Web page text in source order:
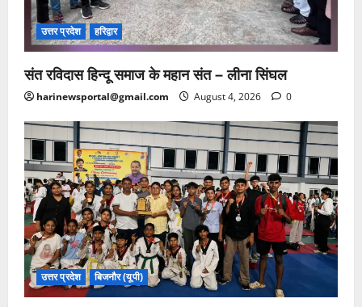
उत्तर प्रदेश हरिद्वार
संत रविदास हिन्दू समाज के महान संत – लीना सिंघल
harinewsportal@gmail.com August 4, 2026 0
उत्तर प्रदेश बिजनौर (यूपी)